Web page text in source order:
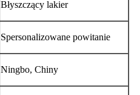
Błyszczący lakier
Spersonalizowane powitanie
Ningbo, Chiny